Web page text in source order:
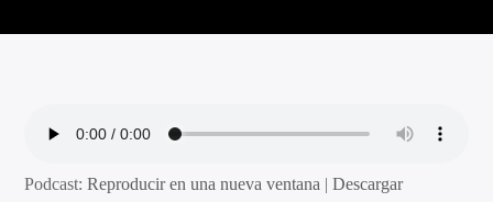
Podcast:Reproducir en una nueva ventana |Descargar